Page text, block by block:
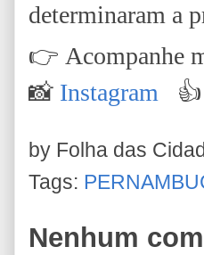
determinaram a
👉 Acompanhe
📸 Instagram 👍
by Folha das
Tags:
Nenhum